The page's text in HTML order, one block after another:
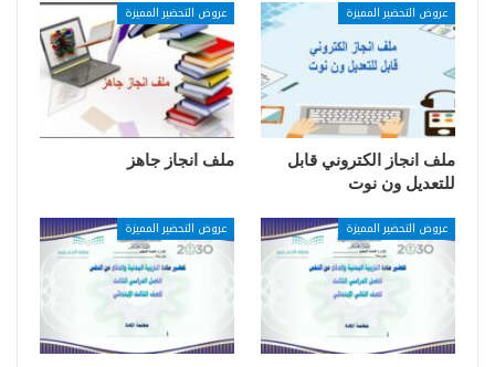
عروض التحضير المميزة
ملف انجاز الكتروني قابل
للتعديل ون نوت
عروض التحضير المميزة
ملف انجاز جاهز
عروض التحضير المميزة عروض التحضير المميزة